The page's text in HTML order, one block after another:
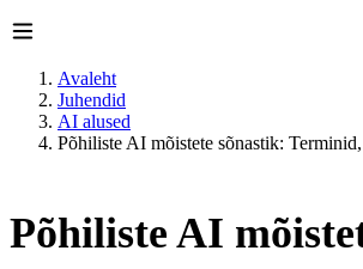
Avaleht
Juhendid
AI alused
Põhiliste AI mõistete sõnastik:
Põhiliste AI